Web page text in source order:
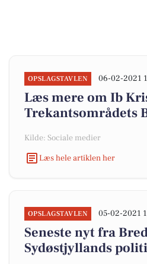
OPSLAGSTAVLEN 06-02-2021
Læs mere om Ib
Trekantsområdets
Kilde: Sociale medier
Læs hele artiklen her
OPSLAGSTAVLEN 05-02-2021
Seneste nyt fra
Sydøstjyllands politi